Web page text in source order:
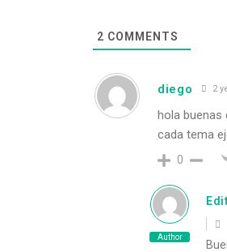
2 COMMENTS
diego 2
hola
cada tema
0
Author